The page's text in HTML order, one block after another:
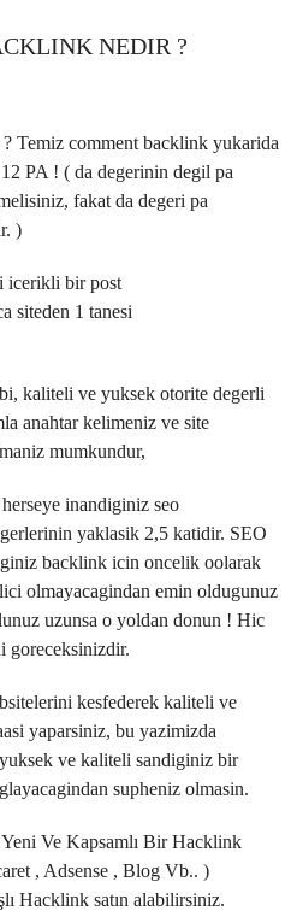
NEDIR ?
Temiz comment backlink yukarida
PA ! ( da degerinin degil pa
fakat da degeri pa
)
icerikli bir post
siteden 1 tanesi
kaliteli ve yuksek otorite degerli
anahtar kelimeniz ve site
mumkundur,
inandiginiz seo
yaklasik 2,5 katidir. SEO
backlink icin oncelik oolarak
olmayacagindan emin oldugunuz
uzunsa o yoldan donun ! Hic
goreceksinizdir.
kesfederek kaliteli ve
yaparsiniz, bu yazimizda
ve kaliteli sandiginiz bir
supheniz olmasin.
Ve Kapsamlı Bir Hacklink
, Adsense , Blog Vb.. )
Hacklink satın alabilirsiniz.